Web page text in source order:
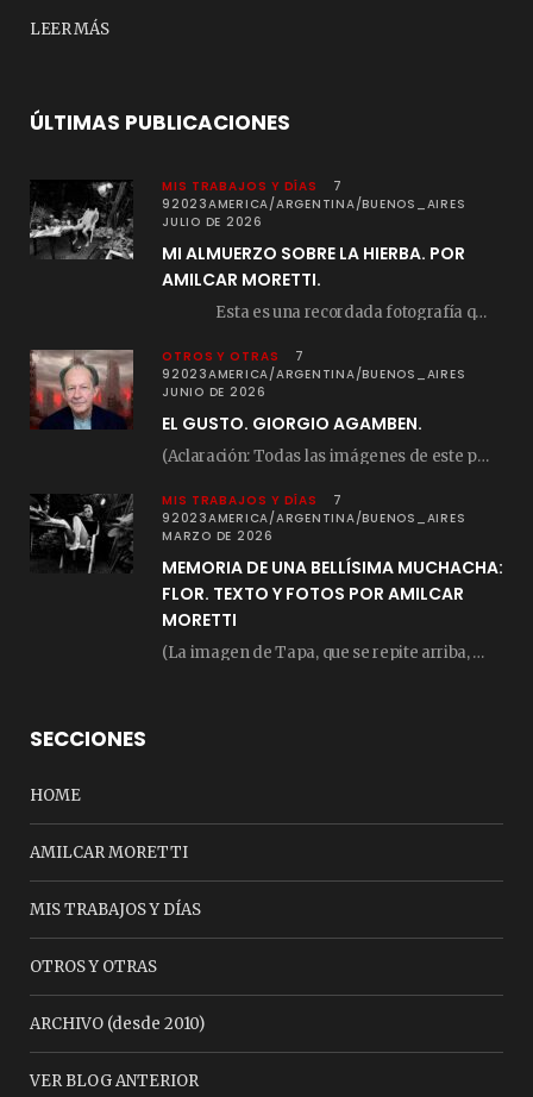
LEER MÁS
ÚLTIMAS PUBLICACIONES
MIS TRABAJOS Y DÍAS
7
92023AMERICA/ARGENTINA/BUENOS_AIRES
JULIO DE 2026
MI ALMUERZO SOBRE LA HIERBA. POR
AMILCAR MORETTI.
Esta es una recordada fotografía que registré…
OTROS Y OTRAS
7
92023AMERICA/ARGENTINA/BUENOS_AIRES
JUNIO DE 2026
EL GUSTO. GIORGIO AGAMBEN.
(Aclaración: Todas las imágenes de este posteo fueron tomadas de Bloghemia.com, y todos los…
MIS TRABAJOS Y DÍAS
7
92023AMERICA/ARGENTINA/BUENOS_AIRES
MARZO DE 2026
MEMORIA DE UNA BELLÍSIMA MUCHACHA:
FLOR. TEXTO Y FOTOS POR AMILCAR
MORETTI
(La imagen de Tapa, que se repite arriba, fue compuesta por Amilcar Moretti el viernes…
SECCIONES
HOME
AMILCAR MORETTI
MIS TRABAJOS Y DÍAS
OTROS Y OTRAS
ARCHIVO (desde 2010)
VER BLOG ANTERIOR